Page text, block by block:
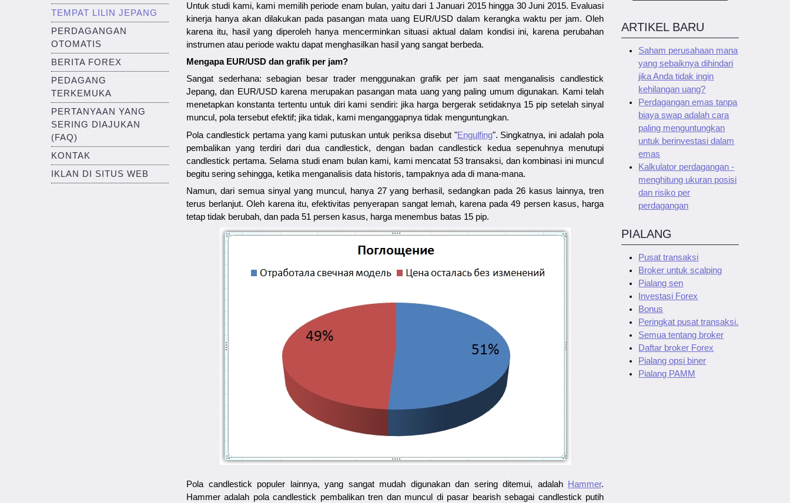
TEMPAT LILIN JEPANG
PERDAGANGAN
OTOMATIS
BERITA FOREX
PEDAGANG
TERKEMUKA
PERTANYAAN YANG
SERING DIAJUKAN
(FAQ)
KONTAK
IKLAN DI SITUS WEB
Untuk studi kami, kami memilih periode enam bulan, yaitu dari 1 Januari 2015 hingga 30 Juni 2015. Evaluasi
kinerja hanya akan dilakukan pada pasangan mata uang EUR/USD dalam kerangka waktu per jam. Oleh
karena itu, hasil yang diperoleh hanya mencerminkan situasi aktual dalam kondisi ini, karena perubahan
instrumen atau periode waktu dapat menghasilkan hasil yang sangat berbeda.
Mengapa EUR/USD dan grafik per jam?
Sangat sederhana: sebagian besar trader menggunakan grafik per jam saat menganalisis candlestick
Jepang, dan EUR/USD karena merupakan pasangan mata uang yang paling umum digunakan. Kami telah
menetapkan konstanta tertentu untuk diri kami sendiri: jika harga bergerak setidaknya 15 pip setelah sinyal
muncul, pola tersebut efektif; jika tidak, kami menganggapnya tidak menguntungkan.
Pola candlestick pertama yang kami putuskan untuk periksa disebut "Engulfing". Singkatnya, ini adalah pola
pembalikan yang terdiri dari dua candlestick, dengan badan candlestick kedua sepenuhnya menutupi
candlestick pertama. Selama studi enam bulan kami, kami mencatat 53 transaksi, dan kombinasi ini muncul
begitu sering sehingga, ketika menganalisis data historis, tampaknya ada di mana-mana.
Namun, dari semua sinyal yang muncul, hanya 27 yang berhasil, sedangkan pada 26 kasus lainnya, tren
terus berlanjut. Oleh karena itu, efektivitas penyerapan sangat lemah, karena pada 49 persen kasus, harga
tetap tidak berubah, dan pada 51 persen kasus, harga menembus batas 15 pip.
Pola candlestick populer lainnya, yang sangat mudah digunakan dan sering ditemui, adalah Hammer.
Hammer adalah pola candlestick pembalikan tren dan muncul di pasar bearish sebagai candlestick putih
ARTIKEL BARU
Saham perusahaan mana
yang sebaiknya dihindari
jika Anda tidak ingin
kehilangan uang?
Perdagangan emas tanpa
biaya swap adalah cara
paling menguntungkan
untuk berinvestasi dalam
emas
Kalkulator perdagangan -
menghitung ukuran posisi
dan risiko per
perdagangan
PIALANG
Pusat transaksi
Broker untuk scalping
Pialang sen
Investasi Forex
Bonus
Peringkat pusat transaksi.
Semua tentang broker
Daftar broker Forex
Pialang opsi biner
Pialang PAMM